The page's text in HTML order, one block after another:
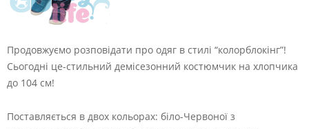
Продовжуємо розповідати про одяг в стилі “колорблокінг”!
Сьогодні це-стильний демісезонний костюмчик на хлопчика
до 104 см!
Поставляється в двох кольорах: біло-Червоної з